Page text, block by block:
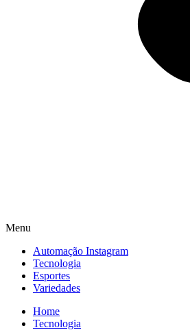
Menu
Automação Instagram
Tecnologia
Esportes
Variedades
Home
Tecnologia